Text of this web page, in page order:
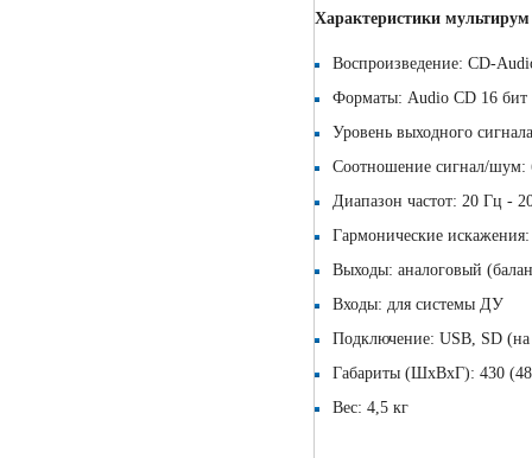
Характеристики
Воспроизведение: CD-
Форматы: Audio CD 16 бит
Уровень выходного
Соотношение сигнал/шум:
Диапазон частот: 20 Гц -
Гармонические
Выходы: аналоговый
Входы: для системы ДУ
Подключение: USB, SD (на
Габариты (ШхВхГ): 430
Вес: 4,5 кг